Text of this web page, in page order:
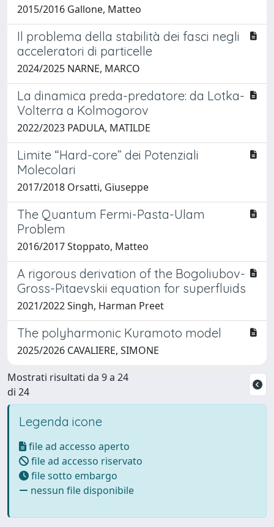
2015/2016 Gallone, Matteo
Il problema della stabilità dei fasci negli
acceleratori di particelle
2024/2025 NARNE, MARCO
La dinamica preda-predatore: da Lotka-
Volterra a Kolmogorov
2022/2023 PADULA, MATILDE
Limite “Hard-core” dei Potenziali
Molecolari
2017/2018 Orsatti, Giuseppe
The Quantum Fermi-Pasta-Ulam
Problem
2016/2017 Stoppato, Matteo
A rigorous derivation of the Bogoliubov-
Gross-Pitaevskii equation for superfluids
2021/2022 Singh, Harman Preet
The polyharmonic Kuramoto model
2025/2026 CAVALIERE, SIMONE
Mostrati risultati da 9 a 24
di 24
Legenda icone
file ad accesso aperto
file ad accesso riservato
file sotto embargo
nessun file disponibile